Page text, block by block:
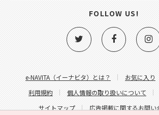
e-NAVITA（イーナビタ）とは？ お気に入り
利用規約
個人情報の取り扱いについて
サイトマップ
広告掲載に関するお問い
FOLLOW US!